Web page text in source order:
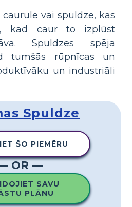
vai spuldze, kas
kad caur to izplūst
Spuldzes spēja
tumšās rūpnīcas un
un industriāli
Spuldze
ŠO PIEMĒRU
OR —
SAVU
PLĀNU